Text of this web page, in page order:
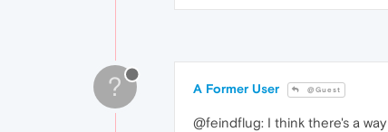
? A Former User @Guest
@feindflug: I think there's a